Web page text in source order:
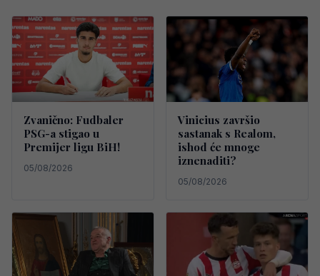
Zvanično: Fudbaler
PSG-a stigao u
Premijer ligu BiH!
05/08/2026
Vinicius završio
sastanak s Realom,
ishod će mnoge
iznenaditi?
05/08/2026